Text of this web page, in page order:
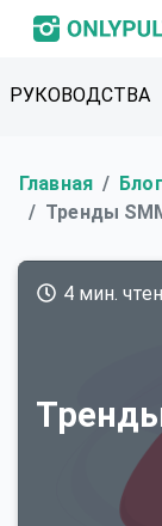
РУКОВОДСТВА
Главная Блог
Тренды
4 мин.